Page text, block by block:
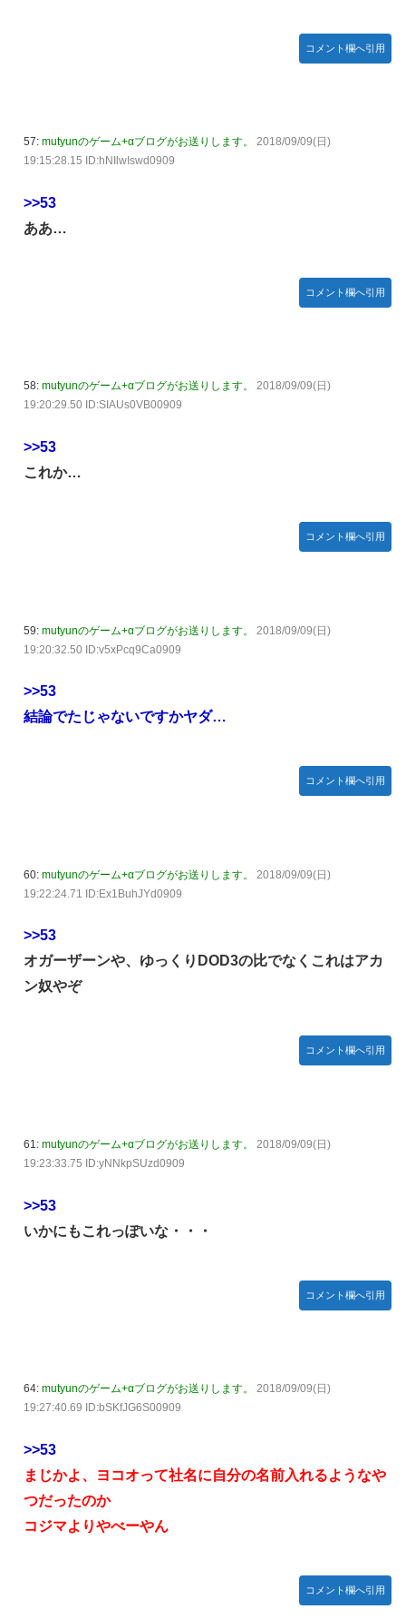
コメント欄へ引用
57: mutyunのゲーム+αブログがお送りします。
2018/09/09(日)
19:15:28.15 ID:hNIlwIswd0909
>>53
ああ…
コメント欄へ引用
58: mutyunのゲーム+αブログがお送りします。
2018/09/09(日)
19:20:29.50 ID:SIAUs0VB00909
>>53
これか…
コメント欄へ引用
59: mutyunのゲーム+αブログがお送りします。
2018/09/09(日)
19:20:32.50 ID:v5xPcq9Ca0909
>>53
結論でたじゃないですかヤダ…
コメント欄へ引用
60: mutyunのゲーム+αブログがお送りします。
2018/09/09(日)
19:22:24.71 ID:Ex1BuhJYd0909
>>53
オガーザーンや、ゆっくりDOD3の比でなくこれはアカ
ン奴やぞ
コメント欄へ引用
61: mutyunのゲーム+αブログがお送りします。
2018/09/09(日)
19:23:33.75 ID:yNNkpSUzd0909
>>53
いかにもこれっぽいな・・・
コメント欄へ引用
64: mutyunのゲーム+αブログがお送りします。
2018/09/09(日)
19:27:40.69 ID:bSKfJG6S00909
>>53
まじかよ、ヨコオって社名に自分の名前入れるようなや
つだったのか
コジマよりやべーやん
コメント欄へ引用